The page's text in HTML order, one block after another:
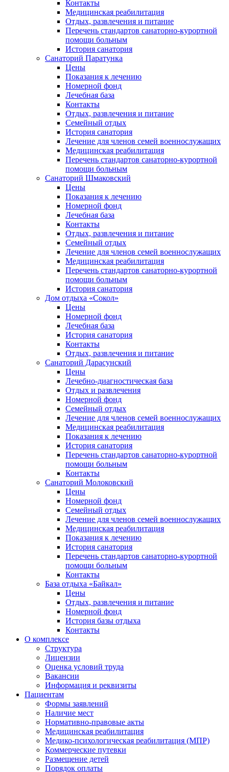
Контакты
Медицинская реабилитация
Отдых, развлечения и питание
Перечень стандартов санаторно-курортной
помощи больным
История санатория
Санаторий Паратунка
Цены
Показания к лечению
Номерной фонд
Лечебная база
Контакты
Отдых, развлечения и питание
Семейный отдых
История санатория
Лечение для членов семей военнослужащих
Медицинская реабилитация
Перечень стандартов санаторно-курортной
помощи больным
Санаторий Шмаковский
Цены
Показания к лечению
Номерной фонд
Лечебная база
Контакты
Отдых, развлечения и питание
Семейный отдых
Лечение для членов семей военнослужащих
Медицинская реабилитация
Перечень стандартов санаторно-курортной
помощи больным
История санатория
Дом отдыха «Сокол»
Цены
Номерной фонд
Лечебная база
История санатория
Контакты
Отдых, развлечения и питание
Санаторий Дарасунский
Цены
Лечебно-диагностическая база
Отдых и развлечения
Номерной фонд
Семейный отдых
Лечение для членов семей военнослужащих
Медицинская реабилитация
Показания к лечению
История санатория
Перечень стандартов санаторно-курортной
помощи больным
Контакты
Санаторий Молоковский
Цены
Номерной фонд
Семейный отдых
Лечение для членов семей военнослужащих
Медицинская реабилитация
Показания к лечению
История санатория
Перечень стандартов санаторно-курортной
помощи больным
Контакты
База отдыха «Байкал»
Цены
Отдых, развлечения и питание
Номерной фонд
История базы отдыха
Контакты
О комплексе
Структура
Лицензии
Оценка условий труда
Вакансии
Информация и реквизиты
Пациентам
Формы заявлений
Наличие мест
Нормативно-правовые акты
Медицинская реабилитация
Медико-психологическая реабилитация (МПР)
Коммерческие путевки
Размещение детей
Порядок оплаты